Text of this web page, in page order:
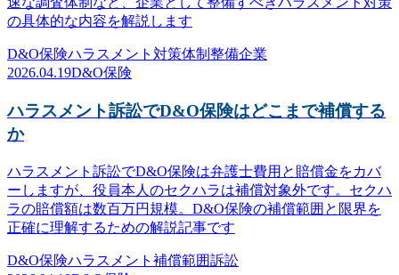
の具体的な内容を解説します
D&O保険ハラスメント対策体制整備企業
2026.04.19D&O保険
ハラスメント訴訟でD&O保険はどこまで補償する
か
ハラスメント訴訟でD&O保険は弁護士費用と賠償金をカバ
ーしますが、役員本人のセクハラは補償対象外です。セクハ
ラの賠償額は数百万円規模。D&O保険の補償範囲と限界を
正確に理解するための解説記事です
D&O保険ハラスメント 補償範囲訴訟